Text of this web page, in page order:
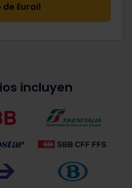
Eurail
incluyen